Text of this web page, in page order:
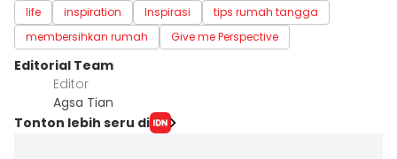
life inspiration Inspirasi
tips rumah tangga
membersihkan rumah
Give me Perspective
Editorial Team
Editor
Agsa Tian
Tonton lebih seru di